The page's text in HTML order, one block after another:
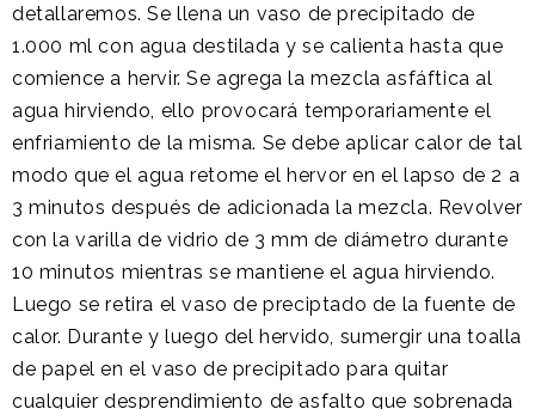
detallaremos. Se llena un vaso de precipitado de
1.000 ml con agua destilada y se calienta hasta que
comience a hervir. Se agrega la mezcla asfáftica al
agua hirviendo, ello provocará temporariamente el
enfriamiento de la misma. Se debe aplicar calor de tal
modo que el agua retome el hervor en el lapso de 2 a
3 minutos después de adicionada la mezcla. Revolver
con la varilla de vidrio de 3 mm de diámetro durante
10 minutos mientras se mantiene el agua hirviendo.
Luego se retira el vaso de preciptado de la fuente de
calor. Durante y luego del hervido, sumergir una toalla
de papel en el vaso de precipitado para quitar
cualquier desprendimiento de asfalto que sobrenada